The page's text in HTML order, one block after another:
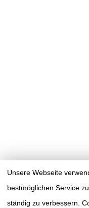
Unsere Webseite
bestmöglichen Service
ständig zu verbessern.